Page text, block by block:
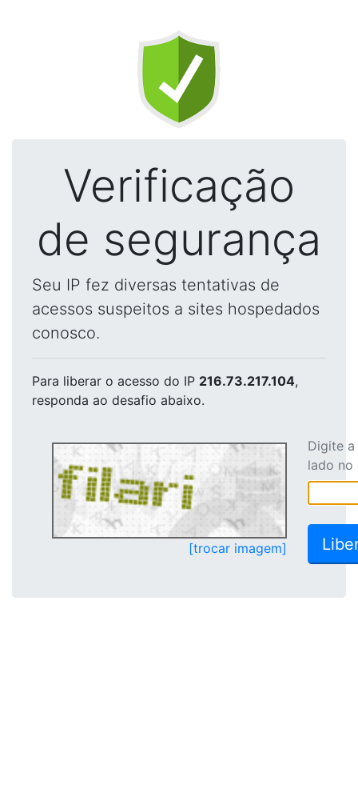
Verificação
de segurança
Seu IP fez diversas tentativas de
acessos suspeitos a sites hospedados
conosco.
Para liberar o acesso do IP 216.73.217.104,
responda ao desafio abaixo.
[trocar imagem]
Digite
lado no